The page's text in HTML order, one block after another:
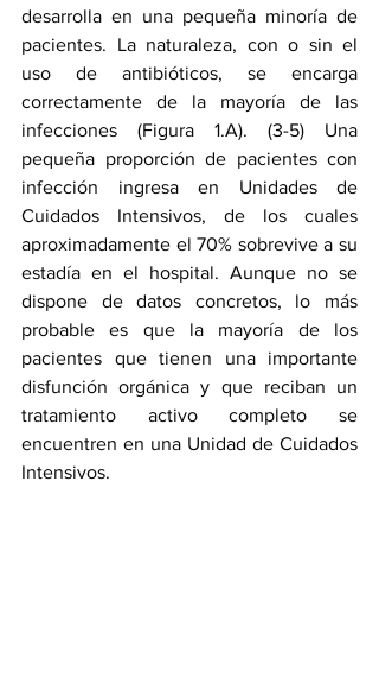
desarrolla en una pequeña minoría de
pacientes. La naturaleza, con o sin el
uso de antibióticos, se encarga
correctamente de la mayoría de las
infecciones (Figura 1.A). (3-5) Una
pequeña proporción de pacientes con
infección ingresa en Unidades de
Cuidados Intensivos, de los cuales
aproximadamente el 70% sobrevive a su
estadía en el hospital. Aunque no se
dispone de datos concretos, lo más
probable es que la mayoría de los
pacientes que tienen una importante
disfunción orgánica y que reciban un
tratamiento activo completo se
encuentren en una Unidad de Cuidados
Intensivos.